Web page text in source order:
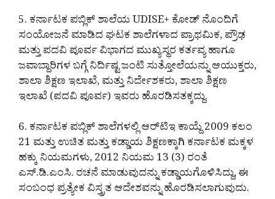
5. ಕರ್ನಾಟಕ ಪಬ್ಲಿಕ್ ಶಾಲೆಯ UDISE+ ಕೋಡ್ ನೊಂದಿಗೆ
ಸಂಯೋಜನೆ ಮಾಡಿದ ಘಟಕ ಶಾಲೆಗಳಾದ ಪ್ರಾಥಮಿಕ, ಪ್ರೌಢ
ಮತ್ತು ಪದವಿ ಪೂರ್ವ ವಿಭಾಗದ ಮುಖ್ಯಸ್ಥರ ಕರ್ತವ್ಯ ಹಾಗೂ
ಜವಾಬ್ದಾರಿಗಳ ಬಗ್ಗೆ ನಿರ್ದಿಷ್ಟ ಜಂಟಿ ಸುತ್ತೋಲೆಯನ್ನು ಆಯುಕ್ತರು,
ಶಾಲಾ ಶಿಕ್ಷಣ ಇಲಾಖೆ, ಮತ್ತು ನಿರ್ದೇಶಕರು, ಶಾಲಾ ಶಿಕ್ಷಣ
ಇಲಾಖೆ (ಪದವಿ ಪೂರ್ವ) ಇವರು ಹೊರಡಿಸತಕ್ಕದ್ದು.
6. ಕರ್ನಾಟಕ ಪಬ್ಲಿಕ್ ಶಾಲೆಗಳಲ್ಲಿ ಆರ್‌ಟಿಇ ಕಾಯ್ದೆ 2009 ಕಲಂ
21 ಮತ್ತು ಉಚಿತ ಮತ್ತು ಕಡ್ಡಾಯ ಶಿಕ್ಷಣಕ್ಕಾಗಿ ಕರ್ನಾಟಕ ಮಕ್ಕಳ
ಹಕ್ಕು ನಿಯಮಗಳು, 2012 ನಿಯಮ 13 (3) ರಂತೆ
ಎಸ್.ಡಿ.ಎಂಸಿ. ರಚನೆ ಮಾಡುವುದನ್ನು ಕಡ್ಡಾಯಗೊಳಿಸಿದ್ದು, ಈ
ಸಂಬಂಧ ಪ್ರತ್ಯೇಕ ವಿಸ್ತ್ರತ ಆದೇಶವನ್ನು ಹೊರಡಿಸಲಾಗುವುದು.